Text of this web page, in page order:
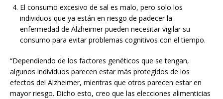
El consumo excesivo de sal es malo, pero solo los
individuos que ya están en riesgo de padecer la
enfermedad de Alzheimer pueden necesitar vigilar su
consumo para evitar problemas cognitivos con el tiempo.
“Dependiendo de los factores genéticos que se tengan,
algunos individuos parecen estar más protegidos de los
efectos del Alzheimer, mientras que otros parecen estar en
mayor riesgo. Dicho esto, creo que las elecciones alimenticias